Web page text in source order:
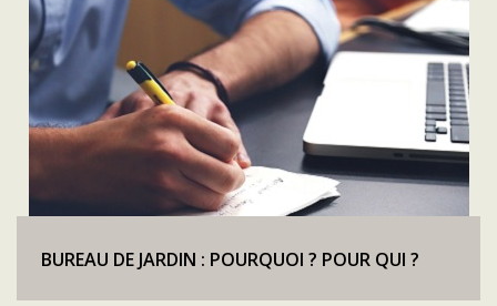
BUREAU DE JARDIN : POURQUOI ? POUR QUI ?